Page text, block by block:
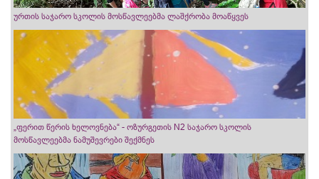
ურთის საჯარო სკოლის მოსწავლეებმა ლაშქრობა მოაწყვეს
„ფერით წერის ხელოვნება“ - ოზურგეთის N2 საჯარო სკოლის
მოსწავლეებმა ნამუშევრები შექმნეს